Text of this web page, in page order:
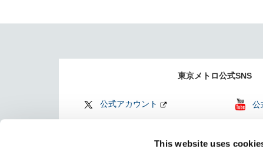
This website uses
東京メトロ公式SNS
公式アカウント 公